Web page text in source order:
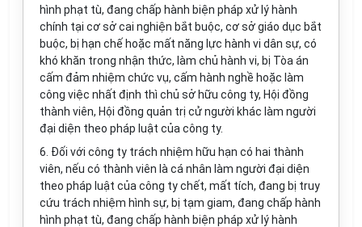
hình phạt tù, đang chấp hành biện pháp xử lý hành
chính tại cơ sở cai nghiện bắt buộc, cơ sở giáo dục bắt
buộc, bị hạn chế hoặc mất năng lực hành vi dân sự, có
khó khăn trong nhận thức, làm chủ hành vi, bị Tòa án
cấm đảm nhiệm chức vụ, cấm hành nghề hoặc làm
công việc nhất định thì chủ sở hữu công ty, Hội đồng
thành viên, Hội đồng quản trị cử người khác làm người
đại diện theo pháp luật của công ty.
6. Đối với công ty trách nhiệm hữu hạn có hai thành
viên, nếu có thành viên là cá nhân làm người đại diện
theo pháp luật của công ty chết, mất tích, đang bị truy
cứu trách nhiệm hình sự, bị tạm giam, đang chấp hành
hình phạt tù, đang chấp hành biện pháp xử lý hành